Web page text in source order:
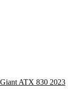
ATX 830 2023